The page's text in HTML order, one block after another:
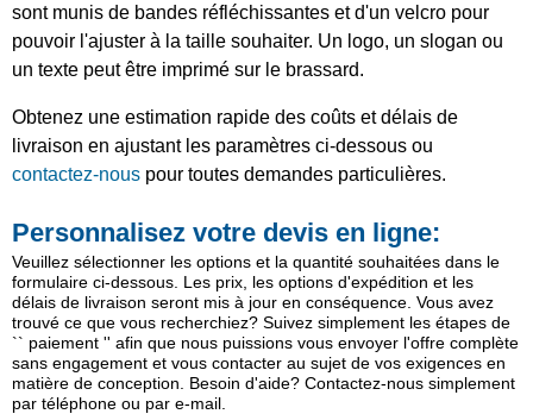
sont munis de bandes réfléchissantes et d'un velcro pour
pouvoir l'ajuster à la taille souhaiter. Un logo, un slogan ou
un texte peut être imprimé sur le brassard.
Obtenez une estimation rapide des coûts et délais de
livraison en ajustant les paramètres ci-dessous ou
contactez-nous pour toutes demandes particulières.
Personnalisez votre devis en ligne:
Veuillez sélectionner les options et la quantité souhaitées dans le
formulaire ci-dessous. Les prix, les options d'expédition et les
délais de livraison seront mis à jour en conséquence. Vous avez
trouvé ce que vous recherchiez? Suivez simplement les étapes de
`` paiement '' afin que nous puissions vous envoyer l'offre complète
sans engagement et vous contacter au sujet de vos exigences en
matière de conception. Besoin d'aide? Contactez-nous simplement
par téléphone ou par e-mail.